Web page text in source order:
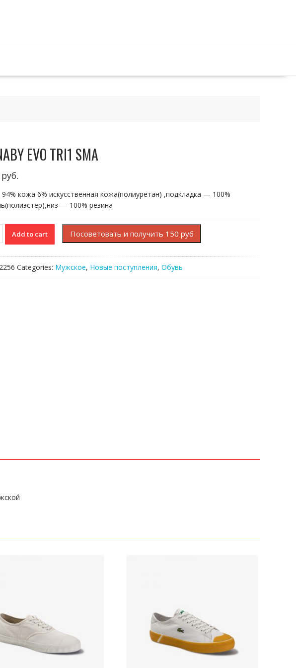
EVO TRI1 SMA
руб.
кожа 6% искусственная кожа(полиуретан) ,подкладка — 100%
— 100% резина
Add to cart Посоветовать и получить 150 руб
Categories: Мужское, Новые поступления, Обувь